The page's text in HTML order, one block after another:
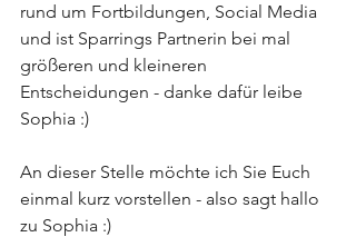
rund um Fortbildungen, Social Media
und ist Sparrings Partnerin bei mal
größeren und kleineren
Entscheidungen - danke dafür leibe
Sophia :)
An dieser Stelle möchte ich Sie Euch
einmal kurz vorstellen - also sagt hallo
zu Sophia :)